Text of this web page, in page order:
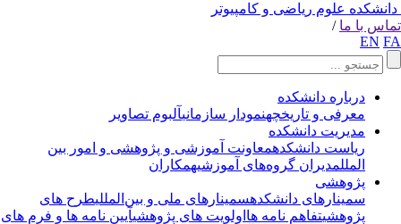
علوم ریاضی و کامپیوتر
با ما /
EN
درباره دانشکده
معرفی و تاریخچهنمودار سازمانیآلبوم تصاویر
مدیریت دانشکده
ریاست دانشکدهمعاونت آموزشی و پژوهشی و امور بین
المللمدیران گروه‌های آموزشیهمکاران
پژوهشی
سمینارهای دانشکدهسمینارهای ملی و بین‌المللیطرح های
پژوهشیتفاهم نامه هااولویت های پژوهشیآیین نامه ها و فرم های